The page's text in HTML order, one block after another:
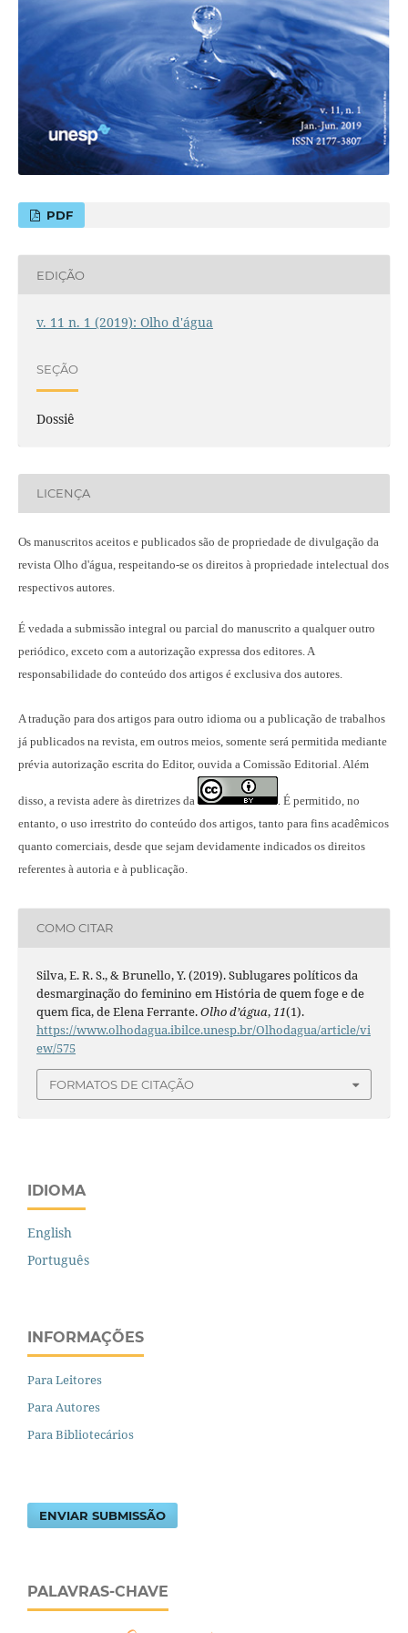
PDF
EDIÇÃO
v. 11 n. 1 (2019): Olho d'água
SEÇÃO
Dossiê
LICENÇA
Os manuscritos aceitos e publicados são de propriedade de divulgação da
revista Olho d'água, respeitando-se os direitos à propriedade intelectual dos
respectivos autores.
É vedada a submissão integral ou parcial do manuscrito a qualquer outro
periódico, exceto com a autorização expressa dos editores. A
responsabilidade do conteúdo dos artigos é exclusiva dos autores.
A tradução para dos artigos para outro idioma ou a publicação de trabalhos
já publicados na revista , em outros meios, somente será permitida mediante
prévia autorização escrita do Editor, ouvida a Comissão Editorial. Além
disso, a revista adere às diretrizes da
É permitido, no
entanto, o uso irrestrito do conteúdo dos artigos, tanto para fins acadêmicos
quanto comerciais, desde que sejam devidamente indicados os direitos
referentes à autoria e à publicação.
COMO CITAR
Silva, E. R. S., & Brunello, Y. (2019). Sublugares políticos da
desmarginação do feminino em História de quem foge e de
quem fica, de Elena Ferrante.Olho d’água, 11(1).
https://www.olhodagua.ibilce.unesp.br/Olhodagua/article/vi
ew/575
FORMATOS DE CITAÇÃO
IDIOMA
English
Português
INFORMAÇÕES
Para Leitores
Para Autores
Para Bibliotecários
ENVIAR SUBMISSÃO
PALAVRAS-CHAVE